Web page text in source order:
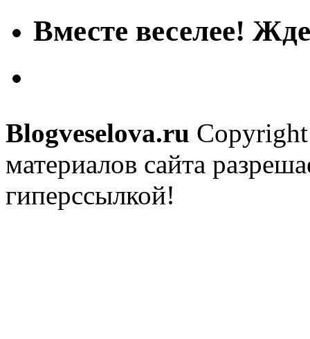
Вместе веселее!
Blogveselova.ru
материалов сайта
гиперссылкой!